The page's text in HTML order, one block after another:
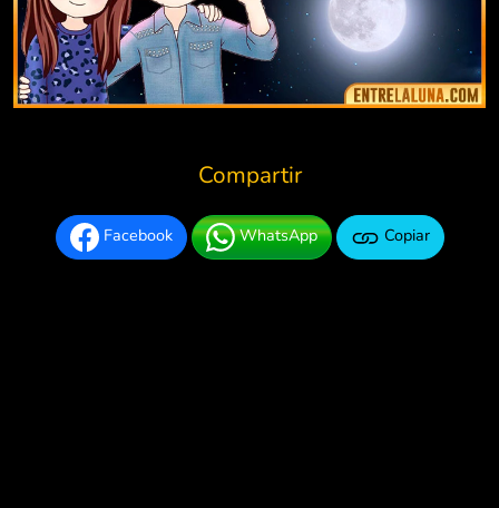
Compartir
Facebook WhatsApp Copiar